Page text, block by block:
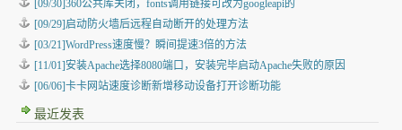
[09/30]360公共库关闭，fonts调用链接可改为googleapi的
[09/29]启动防火墙后远程自动断开的处理方法
[03/21]WordPress速度慢？瞬间提速3倍的方法
[11/01]安装Apache选择8080端口，安装完毕启动Apache失败的原因
[06/06]卡卡网站速度诊断新增移动设备打开诊断功能
最近发表